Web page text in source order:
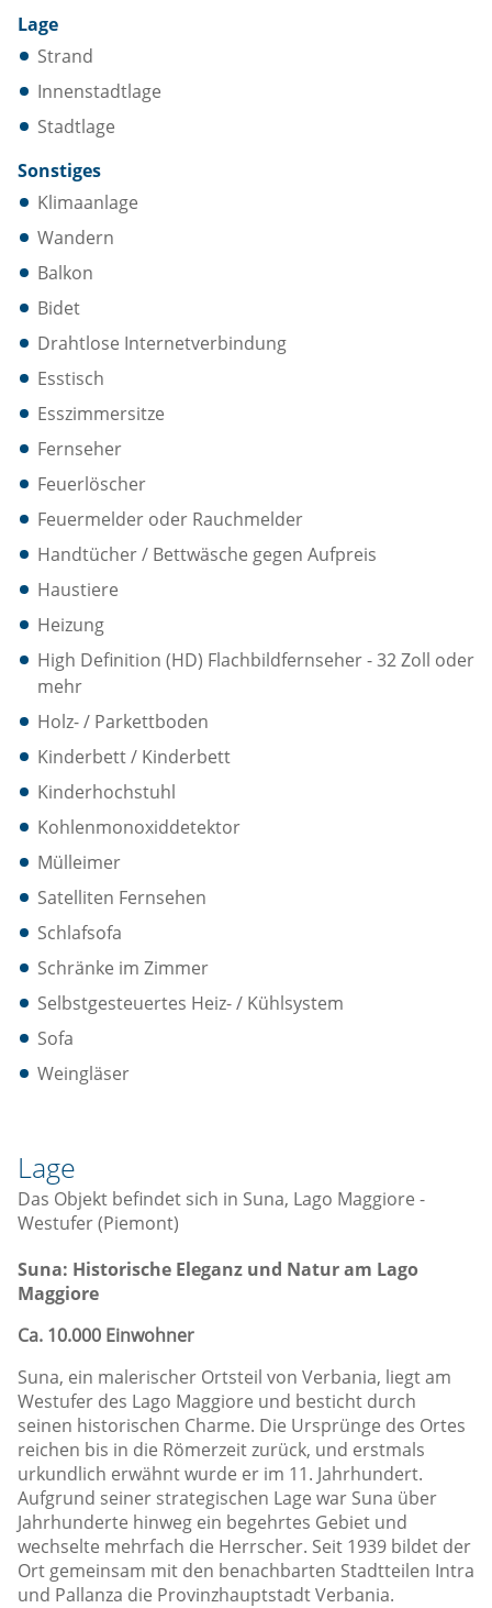
Lage
Strand
Innenstadtlage
Stadtlage
Sonstiges
Klimaanlage
Wandern
Balkon
Bidet
Drahtlose Internetverbindung
Esstisch
Esszimmersitze
Fernseher
Feuerlöscher
Feuermelder oder Rauchmelder
Handtücher / Bettwäsche gegen Aufpreis
Haustiere
Heizung
High Definition (HD) Flachbildfernseher - 32 Zoll oder
mehr
Holz- / Parkettboden
Kinderbett / Kinderbett
Kinderhochstuhl
Kohlenmonoxiddetektor
Mülleimer
Satelliten Fernsehen
Schlafsofa
Schränke im Zimmer
Selbstgesteuertes Heiz- / Kühlsystem
Sofa
Weingläser
Lage
Das Objekt befindet sich in Suna, Lago Maggiore -
Westufer (Piemont)
Suna: Historische Eleganz und Natur am Lago
Maggiore
Ca. 10.000 Einwohner
Suna, ein malerischer Ortsteil von Verbania, liegt am
Westufer des Lago Maggiore und besticht durch
seinen historischen Charme. Die Ursprünge des Ortes
reichen bis in die Römerzeit zurück, und erstmals
urkundlich erwähnt wurde er im 11. Jahrhundert.
Aufgrund seiner strategischen Lage war Suna über
Jahrhunderte hinweg ein begehrtes Gebiet und
wechselte mehrfach die Herrscher. Seit 1939 bildet der
Ort gemeinsam mit den benachbarten Stadtteilen Intra
und Pallanza die Provinzhauptstadt Verbania.